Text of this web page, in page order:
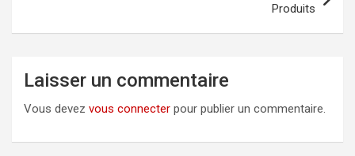
Produits
Laisser un commentaire
Vous devez vous connecter pour publier un commentaire.